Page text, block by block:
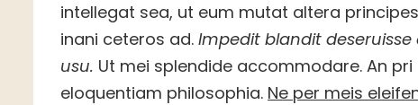
intellegat sea, ut eum mutat altera
inani ceteros ad. Impedit blandit
usu. Ut mei splendide accommodare. An
eloquentiam philosophia. Ne per meis